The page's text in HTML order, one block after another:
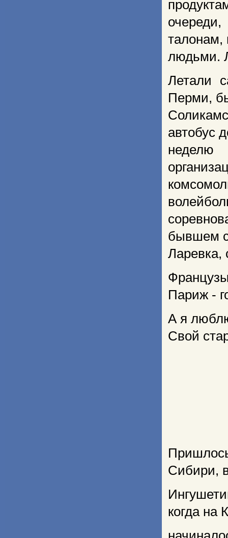
людьми.
Летали
Перми,
автобус
неделю
бывшем
Ларевка,
Париж -
А я
Свой
Сибири,
когда на